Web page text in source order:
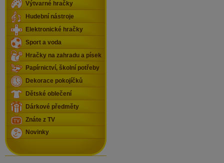
Výtvarné hračky
Hudební nástroje
Elektronické hračky
Sport a voda
Hračky na zahradu a písek
Papírnictví, školní potřeby
Dekorace pokojíčků
Dětské oblečení
Dárkové předměty
Znáte z TV
Novinky